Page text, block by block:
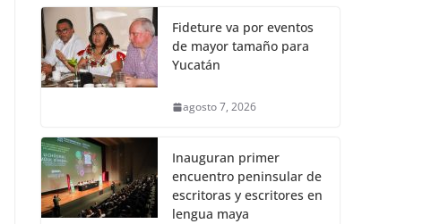
Fideture va por eventos
de mayor tamaño para
Yucatán
agosto 7, 2026
Inauguran primer
encuentro peninsular de
escritoras y escritores en
lengua maya